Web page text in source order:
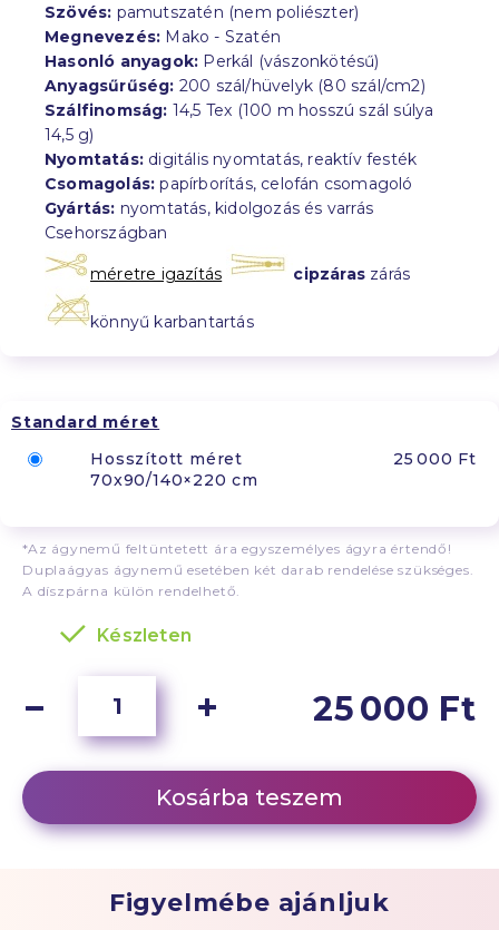
Szövés: pamutszatén (nem poliészter)
Megnevezés: Mako - Szatén
Hasonló anyagok: Perkál (vászonkötésű)
Anyagsűrűség: 200 szál/hüvelyk (80 szál/cm2)
Szálfinomság: 14,5 Tex (100 m hosszú szál súlya
14,5 g)
Nyomtatás: digitális nyomtatás, reaktív festék
Csomagolás: papírborítás, celofán csomagoló
Gyártás: nyomtatás, kidolgozás és varrás
Csehországban
méretre igazítás cipzáras zárás
könnyű karbantartás
Standard méret
Hosszított méret
70x90/140×220 cm
25 000 Ft
*Az ágynemű feltüntetett ára egyszemélyes ágyra értendő!
Duplaágyas ágynemű esetében két darab rendelése szükséges.
A díszpárna külön rendelhető.
Készleten
25 000 Ft
Kosárba teszem
Figyelmébe ajánljuk